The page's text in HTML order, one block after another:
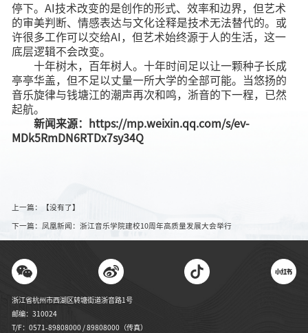
停下。AI技术改变的是创作的形式、效率和边界，但艺术
的审美判断、情感表达与文化诠释是技术无法替代的。或
许很多工作可以交给AI，但艺术始终源于人的生活，这一
底层逻辑不会改变。
十年树木，百年树人。十年时间足以让一颗种子长成
亭亭华盖，但不足以丈量一所大学的全部可能。当悠扬的
音乐旋律与钱塘江的潮声再次和鸣，浙音的下一程，已然
起航。
新闻来源：https://mp.weixin.qq.com/s/ev-
MDk5RmDN6RTDx7sy34Q
上一篇：【没有了】
下一篇：凤凰新闻：浙江音乐学院建校10周年高质量发展大会举行
浙江省杭州市西湖区转塘街道浙音路1号
邮编：310024
T/F：0571-89808000 / 89808000（传真）